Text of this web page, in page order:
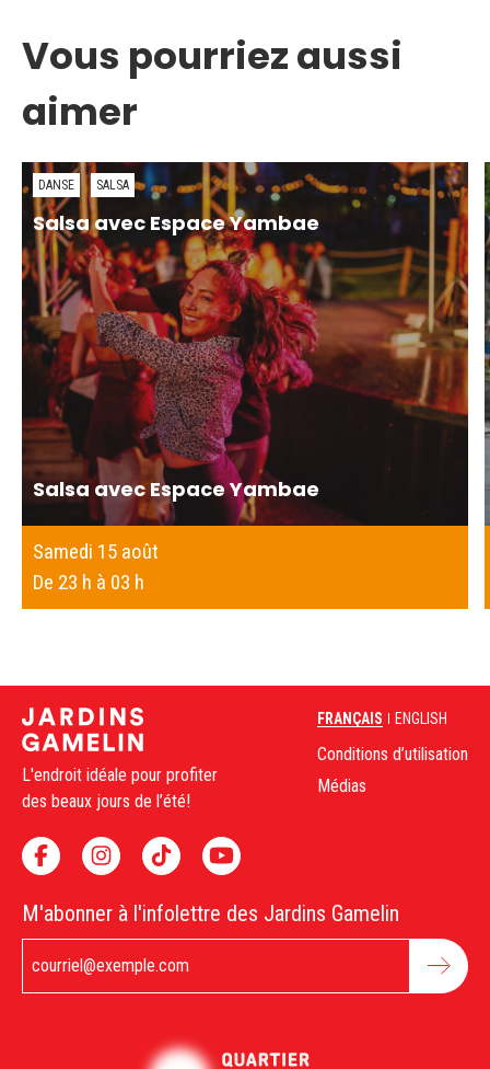
Vous pourriez aussi
aimer
DANSE SALSA
Salsa avec Espace Yambae
Salsa avec Espace Yambae
Samedi 15 août
De 23 h à 03 h
L'endroit idéale pour profiter
des beaux jours de l’été!
M'abonner à l'infolettre des Jardins Gamelin
FRANÇAIS ENGLISH
Conditions d’utilisation
Médias
M'ABONNER